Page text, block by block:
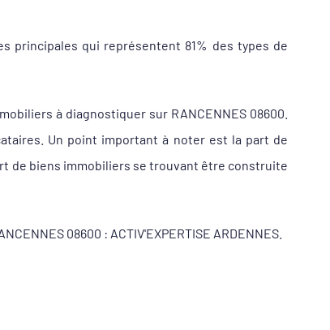
principales qui représentent 81% des types de
à diagnostiquer sur RANCENNES 08600.
Un point important à noter est la part de
de biens immobiliers se trouvant être construite
08600 : ACTIV'EXPERTISE ARDENNES.